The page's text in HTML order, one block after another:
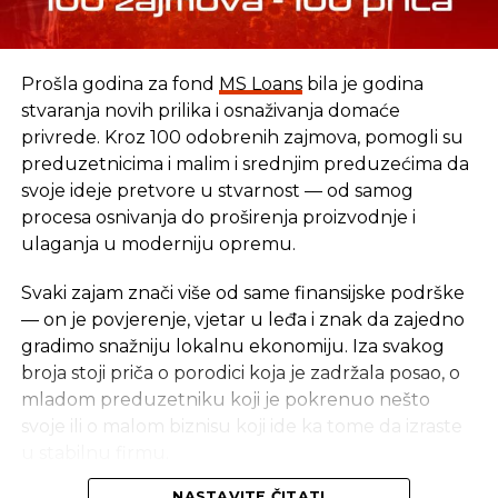
Hang Seng za 0,1 odsto.
Izvor: Tanjug
SLIČNE TEME:
SLEDEĆI
Švicarska u BiH za 20 godina uložila milijardu
šalje 70 miliona franaka
NE PROPUSTITE
Putin uvodi ruski bitkoin, zabranjuje sve
ostale
Prošla godina za fond MS Loansbila je godina
stvaranja novih prilika i osnaživanja domaće
privrede. Kroz 100 odobrenih zajmova, pomogli su
preduzetnicima i malim i srednjim preduzećima da
svoje ideje pretvore u stvarnost — od samog
procesa osnivanja do proširenja proizvodnje i
ulaganja u moderniju opremu.
Svaki zajam znači više od same finansijske podrške
— on je povjerenje, vjetar u leđa i znak da zajedno
gradimo snažniju lokalnu ekonomiju. Iza svakog
broja stoji priča o porodici koja je zadržala posao, o
mladom preduzetniku koji je pokrenuo nešto
svoje ili o malom biznisu koji ide ka tome da izraste